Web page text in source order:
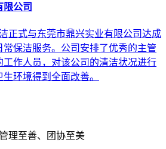
限公司
正式与东莞市鼎兴实业有限公司达成
常保洁服务。公司安排了优秀的主管
工作人员，对该公司的清洁状况进行
生环境得到全面改善。
理至善、团协至美